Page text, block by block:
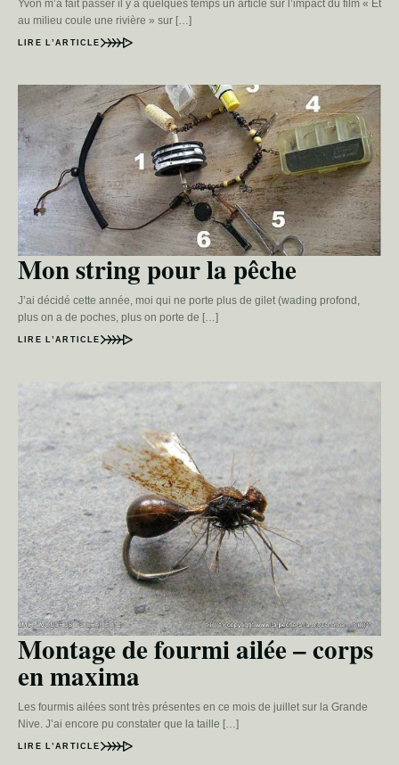
Yvon m’a fait passer il y a quelques temps un article sur l’impact du film « Et
au milieu coule une rivière » sur […]
LIRE L’ARTICLE
Mon string pour la pêche
J’ai décidé cette année, moi qui ne porte plus de gilet (wading profond,
plus on a de poches, plus on porte de […]
LIRE L’ARTICLE
Montage de fourmi ailée – corps
en maxima
Les fourmis ailées sont très présentes en ce mois de juillet sur la Grande
Nive. J’ai encore pu constater que la taille […]
LIRE L’ARTICLE